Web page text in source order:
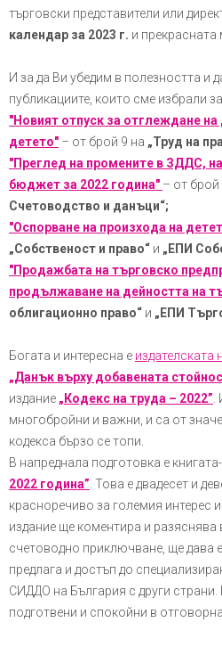
търговски представители или
календар за 2023 г. и
И за да Ви убедим в полезността
публикациите, които сме избрали
"Новият отпуск за отглеждане
детето" – от брой 9 на „Труд на
"Преглед на промените в ЗДДС,
бюджет за 2022 година" – от брой
Счетоводство и данъци“;
"Оспорване на произхода на
„Собственост и право“ и „ЕПИ
"Продажбата на търговско
продължаване на дейността на
облигационно право“ и „ЕПИ
Богата и интересна е издателската
„Данък върху добавената
издание „Кодекс на труда – 2022”
многобройни и важни, и са от
кодекса бързо се топи.
В напреднала подготовка е
2022 година” . Това е двадесет и
красноречиво за големия интерес
издание ще коментира и
счетоводно приключване, ще дава
предлага и достъп до
СИДДО на България с други страни.
подготвени и спокойни в